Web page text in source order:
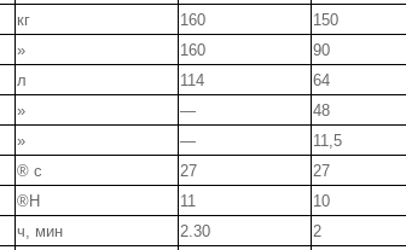
кг 160
150
» 160
90
л 114
64
» —
48
» —
11,5
® с 27
27
®Н 11
10
ч, мин 2.30
2